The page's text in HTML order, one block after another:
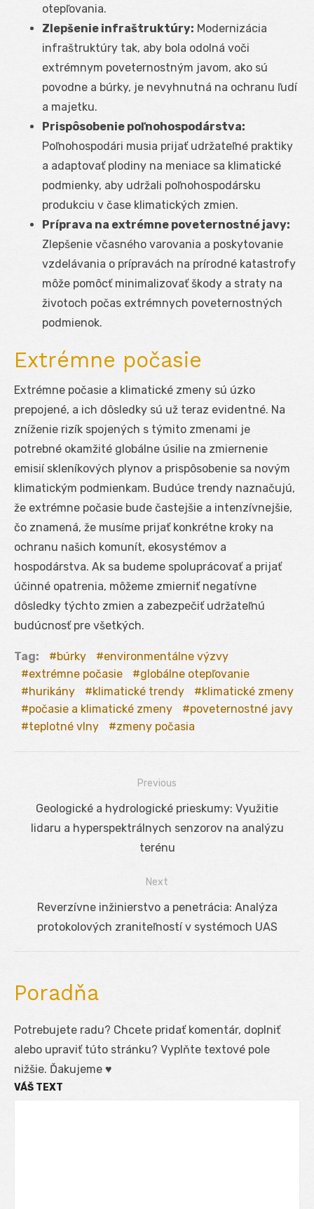
otepľovania.
Zlepšenie infraštruktúry: Modernizácia
infraštruktúry tak, aby bola odolná voči
extrémnym poveternostným javom, ako sú
povodne a búrky, je nevyhnutná na ochranu ľudí
a majetku.
Prispôsobenie poľnohospodárstva:
Poľnohospodári musia prijať udržateľné praktiky
a adaptovať plodiny na meniace sa klimatické
podmienky, aby udržali poľnohospodársku
produkciu v čase klimatických zmien.
Príprava na extrémne poveternostné javy:
Zlepšenie včasného varovania a poskytovanie
vzdelávania o prípravách na prírodné katastrofy
môže pomôcť minimalizovať škody a straty na
životoch počas extrémnych poveternostných
podmienok.
Extrémne počasie
Extrémne počasie a klimatické zmeny sú úzko
prepojené, a ich dôsledky sú už teraz evidentné. Na
zníženie rizík spojených s týmito zmenami je
potrebné okamžité globálne úsilie na zmiernenie
emisií skleníkových plynov a prispôsobenie sa novým
klimatickým podmienkam. Budúce trendy naznačujú,
že extrémne počasie bude častejšie a intenzívnejšie,
čo znamená, že musíme prijať konkrétne kroky na
ochranu našich komunít, ekosystémov a
hospodárstva. Ak sa budeme spoluprácovať a prijať
účinné opatrenia, môžeme zmierniť negatívne
dôsledky týchto zmien a zabezpečiť udržateľnú
budúcnosť pre všetkých.
Tag: búrky
environmentálne výzvy
extrémne počasie
globálne otepľovanie
hurikány
klimatické trendy
klimatické zmeny
počasie a klimatické zmeny
poveternostné javy
teplotné vlny
zmeny počasia
Navigácia
Previous
Previous
post:
Geologické a hydrologické prieskumy: Využitie
lidaru a hyperspektrálnych senzorov na analýzu
terénu
Next
Next
post:
Reverzívne inžinierstvo a penetrácia: Analýza
protokolových zraniteľností v systémoch UAS
Poradňa
Potrebujete radu? Chcete pridať komentár, doplniť
alebo upraviť túto stránku? Vyplňte textové pole
nižšie. Ďakujeme ♥
VÁŠ TEXT